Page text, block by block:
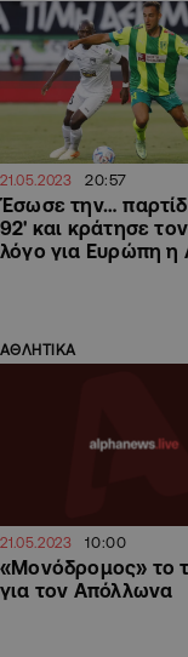
21.05.2023 20:57
Έσωσε την…
92' και κράτησε
λόγο για Ευρώπη η
ΑΘΛΗΤΙΚΑ
21.05.2023 10:00
«Μονόδρομος» το
για τον Απόλλωνα